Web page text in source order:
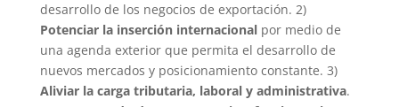
desarrollo de los negocios de exportación. 2)
Potenciar la inserción internacionalpor medio de
una agenda exterior que permita el desarrollo de
nuevos mercados y posicionamiento constante. 3)
Aliviar la carga tributaria, laboral y administrativa.